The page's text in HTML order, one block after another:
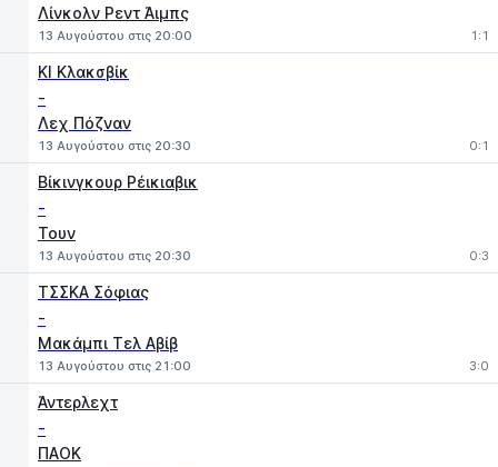
Λίνκολν Ρεντ Άιμπς
13 Αυγούστου στις 20:00 1:1
ΚΙ Κλακσβίκ
-
Λεχ Πόζναν
13 Αυγούστου στις 20:30 0:1
Βίκινγκουρ Ρέικιαβικ
-
Τουν
13 Αυγούστου στις 20:30 0:3
ΤΣΣΚΑ Σόφιας
-
Μακάμπι Τελ Αβίβ
13 Αυγούστου στις 21:00 3:0
Άντερλεχτ
-
ΠΑΟΚ